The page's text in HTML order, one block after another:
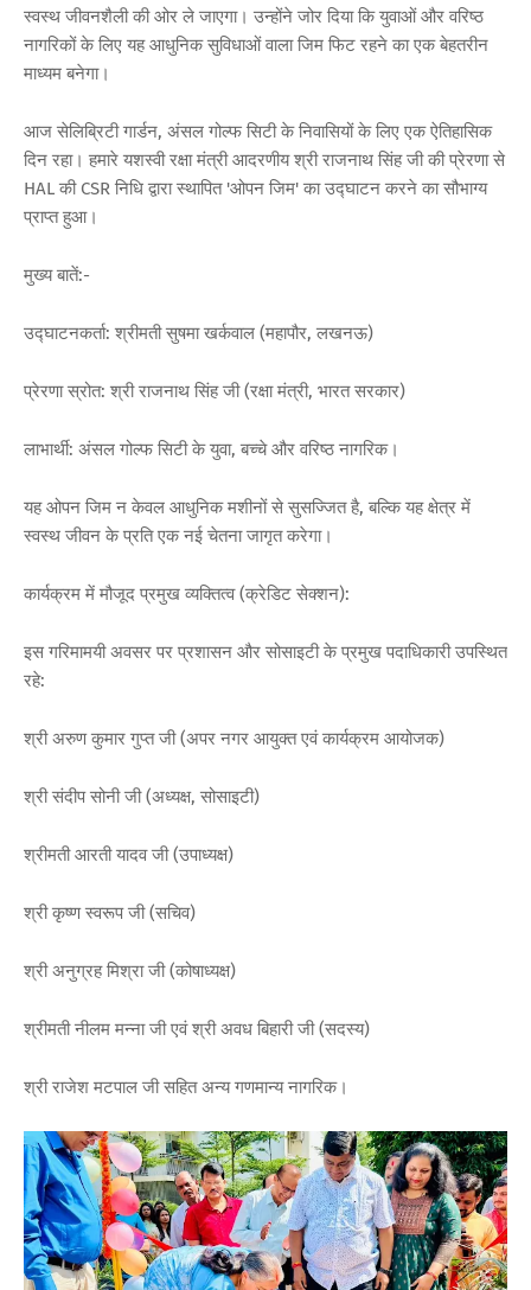
स्वस्थ जीवनशैली की ओर ले जाएगा। उन्होंने जोर दिया कि युवाओं और वरिष्ठ
नागरिकों के लिए यह आधुनिक सुविधाओं वाला जिम फिट रहने का एक बेहतरीन
माध्यम बनेगा।
​आज सेलिब्रिटी गार्डन, अंसल गोल्फ सिटी के निवासियों के लिए एक ऐतिहासिक
दिन रहा। हमारे यशस्वी रक्षा मंत्री आदरणीय श्री राजनाथ सिंह जी की प्रेरणा से
HAL की CSR निधि द्वारा स्थापित 'ओपन जिम' का उद्घाटन करने का सौभाग्य
प्राप्त हुआ।
​मुख्य बातें:-
​उद्घाटनकर्ता: श्रीमती सुषमा खर्कवाल (महापौर, लखनऊ)
​प्रेरणा स्रोत: श्री राजनाथ सिंह जी (रक्षा मंत्री, भारत सरकार)
​लाभार्थी: अंसल गोल्फ सिटी के युवा, बच्चे और वरिष्ठ नागरिक।
​यह ओपन जिम न केवल आधुनिक मशीनों से सुसज्जित है, बल्कि यह क्षेत्र में
स्वस्थ जीवन के प्रति एक नई चेतना जागृत करेगा।
​कार्यक्रम में मौजूद प्रमुख व्यक्तित्व (क्रेडिट सेक्शन):
​इस गरिमामयी अवसर पर प्रशासन और सोसाइटी के प्रमुख पदाधिकारी उपस्थित
रहे:
​श्री अरुण कुमार गुप्त जी (अपर नगर आयुक्त एवं कार्यक्रम आयोजक)
​श्री संदीप सोनी जी (अध्यक्ष, सोसाइटी)
​श्रीमती आरती यादव जी (उपाध्यक्ष)
​श्री कृष्ण स्वरूप जी (सचिव)
​श्री अनुग्रह मिश्रा जी (कोषाध्यक्ष)
​श्रीमती नीलम मन्ना जी एवं श्री अवध बिहारी जी (सदस्य)
​श्री राजेश मटपाल जी सहित अन्य गणमान्य नागरिक।